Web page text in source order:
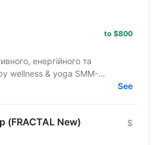
to $800
wellness & yoga SMM-
від 1 року. Якщо ти вмієш See
(FRACTAL New) $